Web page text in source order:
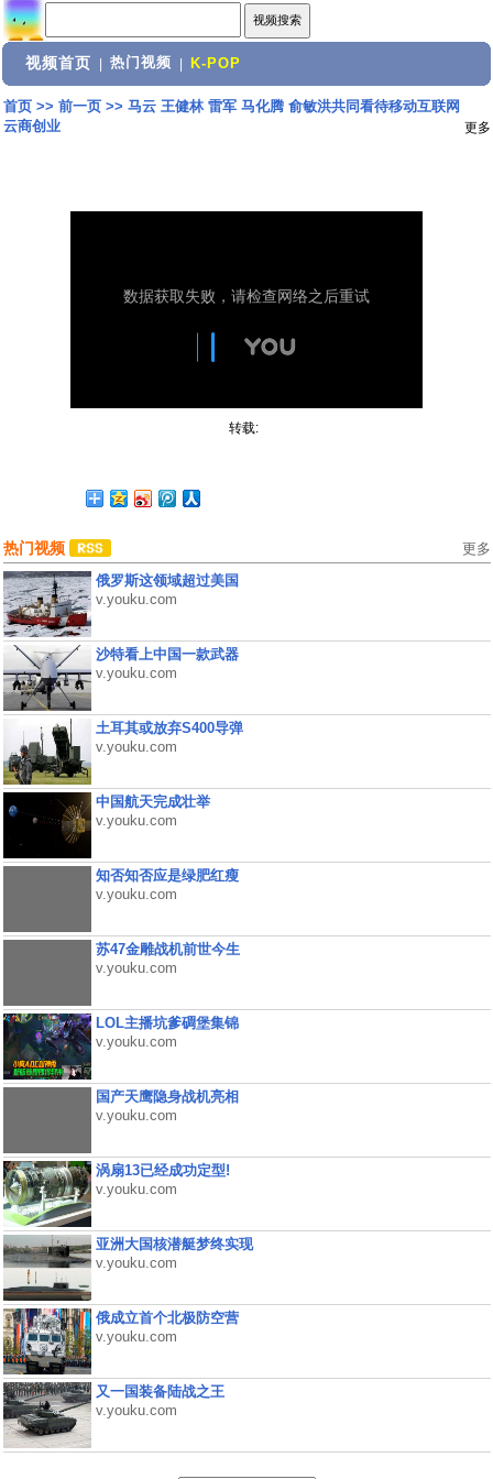
视频首页 热门视频 K-POP
首页>> 前一页>> 马云 王健林 雷军 马化腾 俞敏洪共同看待移动互联网
云商创业
更多
转载:
热门视频 更多
俄罗斯这领域超过美国
v.youku.com
沙特看上中国一款武器
v.youku.com
土耳其或放弃S400导弹
v.youku.com
中国航天完成壮举
v.youku.com
知否知否应是绿肥红瘦
v.youku.com
苏47金雕战机前世今生
v.youku.com
LOL主播坑爹碉堡集锦
v.youku.com
国产天鹰隐身战机亮相
v.youku.com
涡扇13已经成功定型!
v.youku.com
亚洲大国核潜艇梦终实现
v.youku.com
俄成立首个北极防空营
v.youku.com
又一国装备陆战之王
v.youku.com